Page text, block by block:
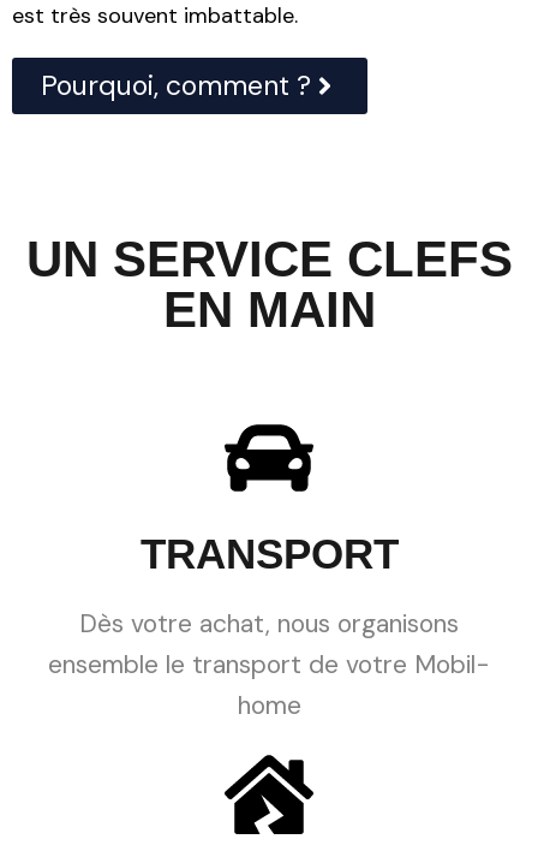
est très souvent imbattable.
Pourquoi, comment ?
UN SERVICE CLEFS
EN MAIN
TRANSPORT
Dès votre achat, nous organisons
ensemble le transport de votre Mobil-
home